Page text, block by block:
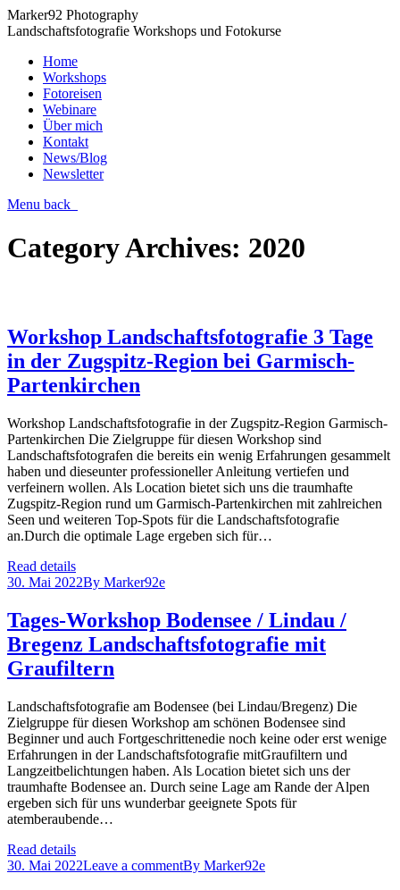
Marker92 Photography
Landschaftsfotografie Workshops und Fotokurse
Home
Workshops
Fotoreisen
Webinare
Über mich
Kontakt
News/Blog
Newsletter
Menu back
Category Archives: 2020
Workshop Landschaftsfotografie 3 Tage
in der Zugspitz-Region bei Garmisch-
Partenkirchen
Workshop Landschaftsfotografie in der Zugspitz-Region Garmisch-
Partenkirchen Die Zielgruppe für diesen Workshop sind
Landschaftsfotografen die bereits ein wenig Erfahrungen gesammelt
haben und dieseunter professioneller Anleitung vertiefen und
verfeinern wollen. Als Location bietet sich uns die traumhafte
Zugspitz-Region rund um Garmisch-Partenkirchen mit zahlreichen
Seen und weiteren Top-Spots für die Landschaftsfotografie
an.Durch die optimale Lage ergeben sich für…
Read details
30. Mai 2022By Marker92e
Tages-Workshop Bodensee / Lindau /
Bregenz Landschaftsfotografie mit
Graufiltern
Landschaftsfotografie am Bodensee (bei Lindau/Bregenz) Die
Zielgruppe für diesen Workshop am schönen Bodensee sind
Beginner und auch Fortgeschrittenedie noch keine oder erst wenige
Erfahrungen in der Landschaftsfotografie mitGraufiltern und
Langzeitbelichtungen haben. Als Location bietet sich uns der
traumhafte Bodensee an. Durch seine Lage am Rande der Alpen
ergeben sich für uns wunderbar geeignete Spots für
atemberaubende…
Read details
30. Mai 2022Leave a commentBy Marker92e